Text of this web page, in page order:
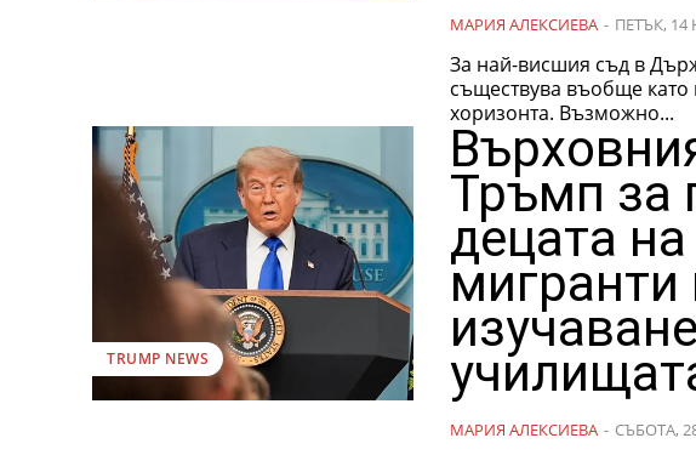
МАРИЯ АЛЕКСИЕВА - ПЕТЪК,
За най-висшия съд в
съществува въобще като
хоризонта. Възможно...
TRUMP NEWS
Тръмп за
децата
МАРИЯ АЛЕКСИЕВА - СЪБОТА,